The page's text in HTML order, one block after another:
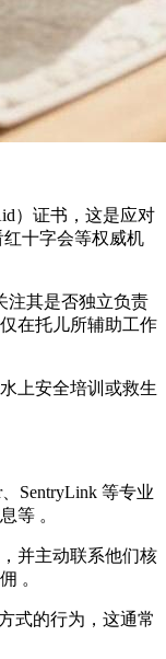
）证书，这是应对
十字会等权威机
注其是否独立负责
在托儿所辅助工作
上安全培训或救生
SentryLink 等专业
等 。
并主动联系他们核
。
式的行为，这通常